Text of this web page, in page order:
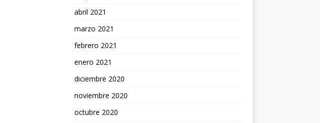
abril 2021
marzo 2021
febrero 2021
enero 2021
diciembre 2020
noviembre 2020
octubre 2020